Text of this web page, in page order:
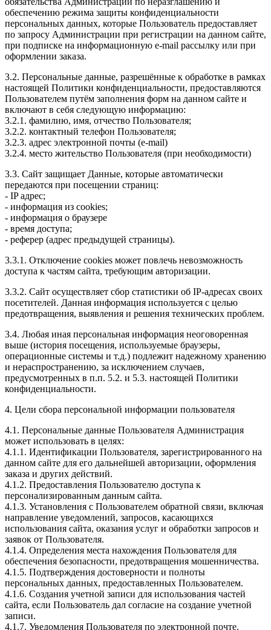
обеспечению режима защиты конфиденциальности
персональных данных, которые Пользователь предоставляет
по запросу Администрации при регистрации на данном сайте,
при подписке на информационную e-mail рассылку или при
оформлении заказа.
3.2. Персональные данные, разрешённые к обработке в рамках
настоящей Политики конфиденциальности, предоставляются
Пользователем путём заполнения форм на данном сайте и
включают в себя следующую информацию:
3.2.1. фамилию, имя, отчество Пользователя;
3.2.2. контактный телефон Пользователя;
3.2.3. адрес электронной почты (e-mail)
3.2.4. место жительство Пользователя (при необходимости)
3.3. Сайт защищает Данные, которые автоматически
передаются при посещении страниц:
- IP адрес;
- информация из cookies;
- информация о браузере
- время доступа;
- реферер (адрес предыдущей страницы).
3.3.1. Отключение cookies может повлечь невозможность
доступа к частям сайта, требующим авторизации.
3.3.2. Сайт осуществляет сбор статистики об IP-адресах своих
посетителей. Данная информация используется с целью
предотвращения, выявления и решения технических проблем.
3.4. Любая иная персональная информация неоговоренная
выше (история посещения, используемые браузеры,
операционные системы и т.д.) подлежит надежному хранению
и нераспространению, за исключением случаев,
предусмотренных в п.п. 5.2. и 5.3. настоящей Политики
конфиденциальности.
4. Цели сбора персональной информации пользователя
4.1. Персональные данные Пользователя Администрация
может использовать в целях:
4.1.1. Идентификации Пользователя, зарегистрированного на
данном сайте для его дальнейшей авторизации, оформления
заказа и других действий.
4.1.2. Предоставления Пользователю доступа к
персонализированным данным сайта.
4.1.3. Установления с Пользователем обратной связи, включая
направление уведомлений, запросов, касающихся
использования сайта, оказания услуг и обработки запросов и
заявок от Пользователя.
4.1.4. Определения места нахождения Пользователя для
обеспечения безопасности, предотвращения мошенничества.
4.1.5. Подтверждения достоверности и полноты
персональных данных, предоставленных Пользователем.
4.1.6. Создания учетной записи для использования частей
сайта, если Пользователь дал согласие на создание учетной
записи.
4.1.7. Уведомления Пользователя по электронной почте.